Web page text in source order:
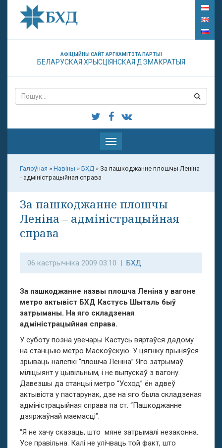
АФІЦЫЙНЫ САЙТ АРГКАМІТЭТА ПАРТЫІ
БЕЛАРУСКАЯ ХРЫСЦІЯНСКАЯ ДЭМАКРАТЫЯ
Паказаць
меню
Галоўная » Навіны » БХД » За пашкоджанне плошчы Леніна
- адміністрацыйная справа
За пашкоджанне плошчы
Леніна – адміністрацыйная
справа
06 кастрычніка 2009 03:10 | БХД
За пашкоджанне назвы плошча Леніна у вагоне
метро актывіст БХД Кастусь Шыталь быў
затрыманы. На яго складзеная
адміністрацыйная справа.
У суботу позна увечары Кастусь вяртаўся дадому
на станцыю метро Маскоўскую. У цягніку прыняўся
зрываць налепкі “плошча Леніна” Яго затрымаў
міліцыянт у цывільным, і не выпускаў з вагону.
Давезшы да станцыі метро “Усход” ён адвеў
актывіста у пастарунак, дзе на яго была складзеная
адміністрацыйная справа па ст. “Пашкоджанне
дзяржаўнай маемасці”.
“Я не хачу сказаць, што мяне затрымалі незаконна.
Усе правільна. Калі не улічваць той факт, што